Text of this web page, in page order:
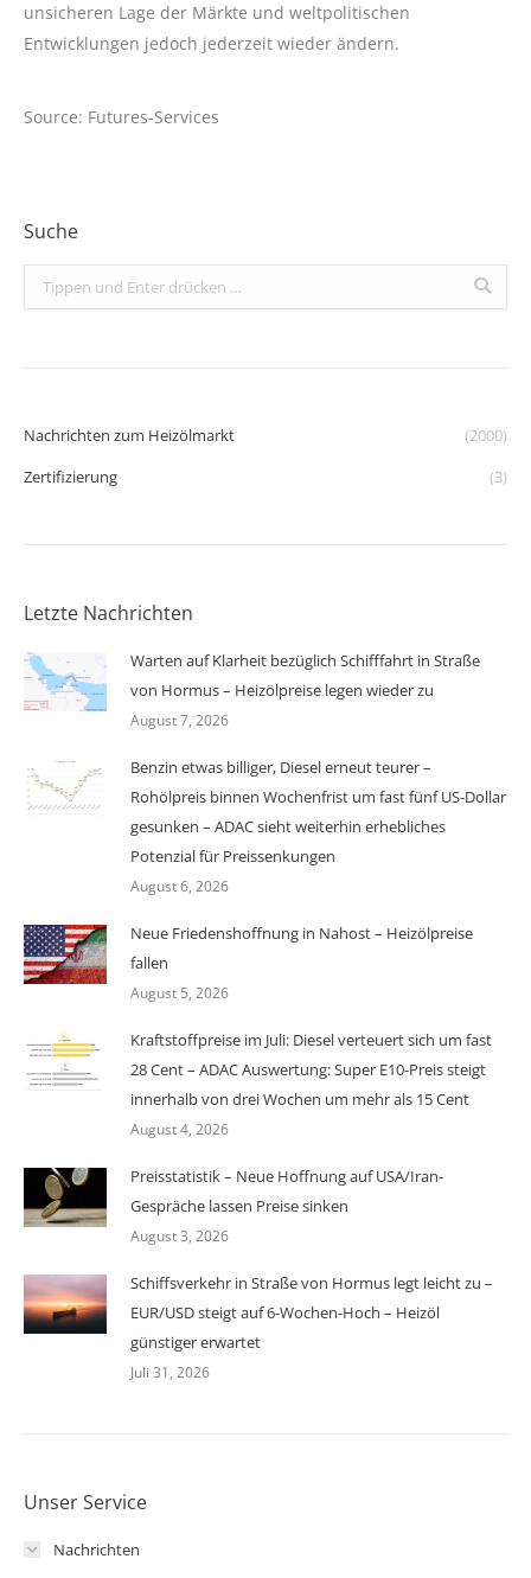
unsicheren Lage der Märkte und weltpolitischen
Entwicklungen jedoch jederzeit wieder ändern.
Source: Futures-Services
Suche
Search:
Nachrichten zum Heizölmarkt
(2000)
Zertifizierung
(3)
Letzte Nachrichten
Warten auf Klarheit bezüglich Schifffahrt in Straße
von Hormus – Heizölpreise legen wieder zu
August 7, 2026
Benzin etwas billiger, Diesel erneut teurer –
Rohölpreis binnen Wochenfrist um fast fünf US-Dollar
gesunken – ADAC sieht weiterhin erhebliches
Potenzial für Preissenkungen
August 6, 2026
Neue Friedenshoffnung in Nahost – Heizölpreise
fallen
August 5, 2026
Kraftstoffpreise im Juli: Diesel verteuert sich um fast
28 Cent – ADAC Auswertung: Super E10-Preis steigt
innerhalb von drei Wochen um mehr als 15 Cent
August 4, 2026
Preisstatistik – Neue Hoffnung auf USA/Iran-
Gespräche lassen Preise sinken
August 3, 2026
Schiffsverkehr in Straße von Hormus legt leicht zu –
EUR/USD steigt auf 6-Wochen-Hoch – Heizöl
günstiger erwartet
Juli 31, 2026
Unser Service
Nachrichten